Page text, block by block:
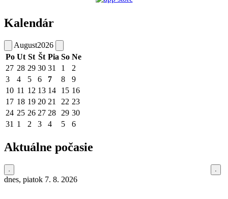
Kalendár
August2026
Po Ut St Št Pia So Ne
27 28 29 30 31 1
2
3
4 5 6 7 8
9
10 11 12 13 14 15 16
17 18 19 20 21 22 23
24 25 26 27 28 29 30
31 1 2 3 4 5 6
Aktuálne počasie
dnes, piatok 7. 8. 2026